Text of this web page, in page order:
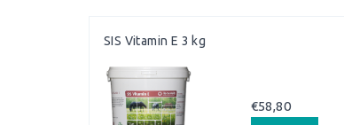
SIS Vitamin E 3 kg
€58,80